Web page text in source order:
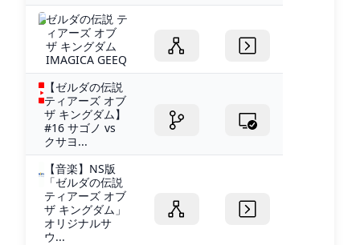
ゼルダの伝説 テ
ィアーズ オブ
ザ キングダム
IMAGICA GEEQ
【ゼルダの伝説
ティアーズ オブ
ザ キングダム】
#16 サゴノ vs
クサヨ...
【音楽】NS版
「ゼルダの伝説
ティアーズ オブ
ザ キングダム」
オリジナルサ
ウ...